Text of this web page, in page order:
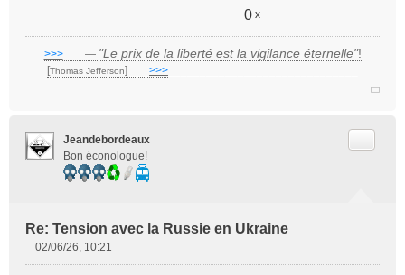
0 x
>>>___ — "Le prix de la liberté est la vigilance éternelle"!
[Thomas Jefferson] >>>
Jeandebordeaux
Bon éconologue!
Re: Tension avec la Russie en Ukraine
02/06/26, 10:21